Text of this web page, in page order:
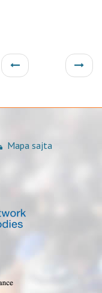
Mapa sajta